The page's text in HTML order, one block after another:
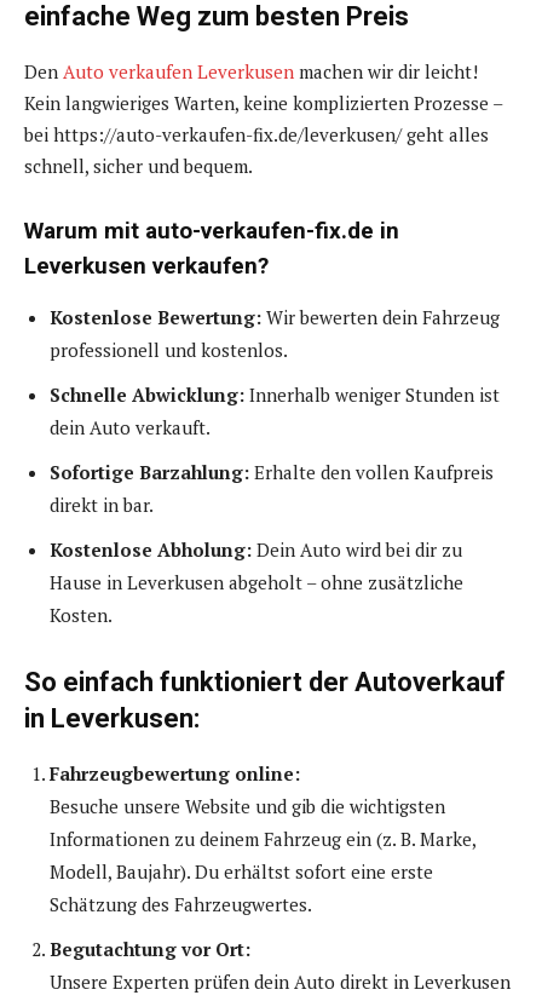
einfache Weg zum besten Preis
Den Auto verkaufen Leverkusen machen wir dir leicht!
Kein langwieriges Warten, keine komplizierten Prozesse –
bei https://auto-verkaufen-fix.de/leverkusen/ geht alles
schnell, sicher und bequem.
Warum mit auto-verkaufen-fix.de in
Leverkusen verkaufen?
Kostenlose Bewertung: Wir bewerten dein Fahrzeug
professionell und kostenlos.
Schnelle Abwicklung: Innerhalb weniger Stunden ist
dein Auto verkauft.
Sofortige Barzahlung: Erhalte den vollen Kaufpreis
direkt in bar.
Kostenlose Abholung: Dein Auto wird bei dir zu
Hause in Leverkusen abgeholt – ohne zusätzliche
Kosten.
So einfach funktioniert der Autoverkauf
in Leverkusen:
Fahrzeugbewertung online:
Besuche unsere Website und gib die wichtigsten
Informationen zu deinem Fahrzeug ein (z. B. Marke,
Modell, Baujahr). Du erhältst sofort eine erste
Schätzung des Fahrzeugwertes.
Begutachtung vor Ort:
Unsere Experten prüfen dein Auto direkt in Leverkusen